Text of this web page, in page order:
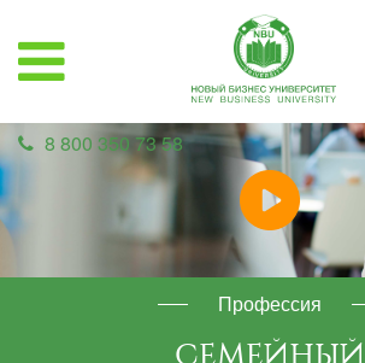
8 800 350 73 58
Профессия
СЕМЕЙНЫЙ